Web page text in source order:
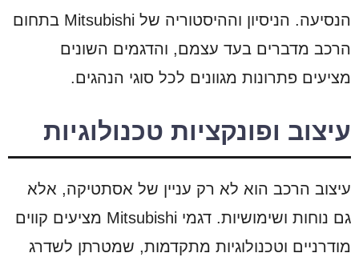
הנסיעה. הניסיון וההיסטוריה של Mitsubishi בתחום
הרכב מדברים בעד עצמם, והדגמים השונים
מציעים פתרונות מגוונים לכל סוגי הנהגים.
עיצוב ופונקציות טכנולוגיות
עיצוב הרכב הוא לא רק עניין של אסתטיקה, אלא
גם נוחות ושימושיות. דגמי Mitsubishi מציעים קווים
מודרניים וטכנולוגיות מתקדמות, שמטרתן לשדרג